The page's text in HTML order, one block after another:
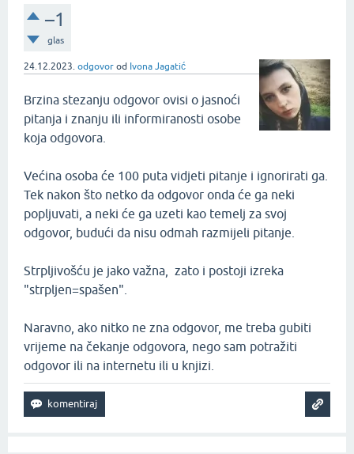
–1
glas
24.12.2023. odgovor od Ivona Jagatić
Brzina stezanju odgovor ovisi o jasnoći
pitanja i znanju ili informiranosti osobe
koja odgovora.
Većina osoba će 100 puta vidjeti pitanje i ignorirati ga.
Tek nakon što netko da odgovor onda će ga neki
popljuvati, a neki će ga uzeti kao temelj za svoj
odgovor, budući da nisu odmah razmijeli pitanje.
Strpljivošću je jako važna, zato i postoji izreka
"strpljen=spašen".
Naravno, ako nitko ne zna odgovor, me treba gubiti
vrijeme na čekanje odgovora, nego sam potražiti
odgovor ili na internetu ili u knjizi.